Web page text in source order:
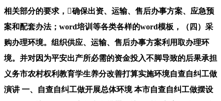
相关部分的要求，确保出资、运输、售后办事方案、应急预
案和配套办法；word培训等各类各样的word模板，（四）采
购办理环境。组织供应、运输、售后办事方案利用取办理环
境。并对因为平安出产所必需的资金投入不脚导致的后果承担
义务市农村权利教育学生养分改善打算实施环境自查自纠工做
演讲 一、自查自纠工做开展总体环境 本市自查自纠工做摆设